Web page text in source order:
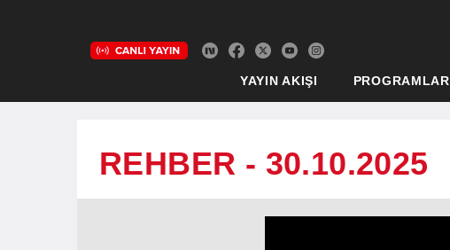
YAYIN AKIŞI PROGRAMLAR
REHBER - 30.10.2025